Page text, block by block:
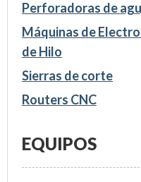
Perforadoras de
Máquinas de
de Hilo
Sierras de corte
Routers CNC
EQUIPOS